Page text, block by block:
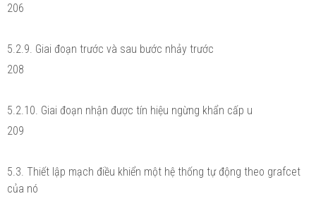
206
5.2.9. Giai đoạn trước và sau bước nhảy trước
208
5.2.10. Giai đoạn nhận được tín hiệu ngừng khẩn cấp u
209
5.3. Thiết lập mạch điều khiển một hệ thống tự động theo grafcet
của nó